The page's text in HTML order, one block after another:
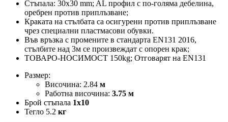
Стъпала: 30х30 mm; AL профил с по-голяма дебелина,
оребрен против приплъзване;
Краката на стълбата са осигурени против приплъзване
чрез специални пластмасови обувки.
Във връзка с промените в стандарта EN131 2016,
стълбите над 3м се произвеждат с опорен крак;
ТОВАРО-НОСИМОСТ 150kg; Отговарят на EN131
Размер:
Височина: 2.84 м
Работна височина: 3.75 м
Брой стъпала 1x10
Тегло 5.2 кг